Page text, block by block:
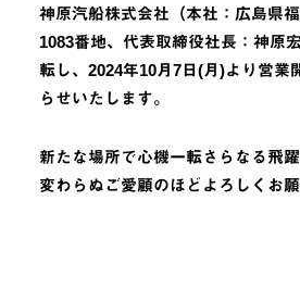
神原汽船株式会社（本社：広島県
1083番地、代表取締役社長：神原
転し、2024年10月7日(月)より営業
らせいたします。
新たな場所で心機一転さらなる飛
変わらぬご愛顧のほどよろしくお願